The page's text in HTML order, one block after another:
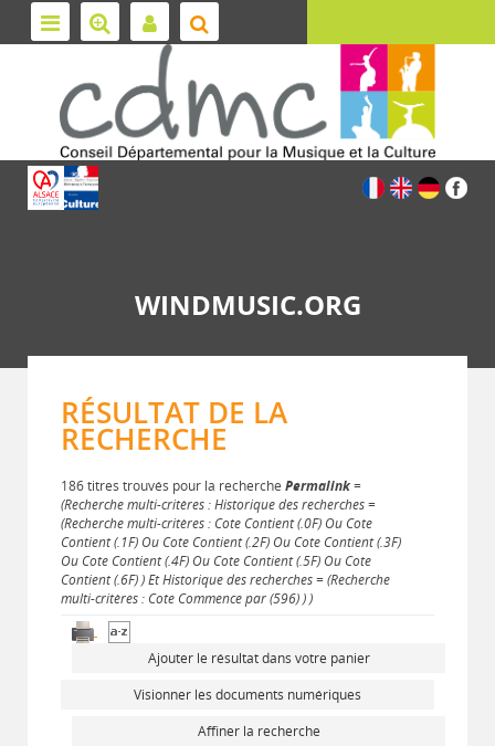
WINDMUSIC.ORG
RÉSULTAT DE LA
RECHERCHE
186 titres trouvés pour la recherche Permalink=
(Recherche multi-critères : Historique des recherches =
(Recherche multi-critères : Cote Contient (.0F) Ou Cote
Contient (.1F) Ou Cote Contient (.2F) Ou Cote Contient (.3F)
Ou Cote Contient (.4F) Ou Cote Contient (.5F) Ou Cote
Contient (.6F) ) Et Historique des recherches = (Recherche
multi-critères : Cote Commence par (596) ) )
Ajouter le résultat dans votre panier
Visionner les documents numériques
Affiner la recherche